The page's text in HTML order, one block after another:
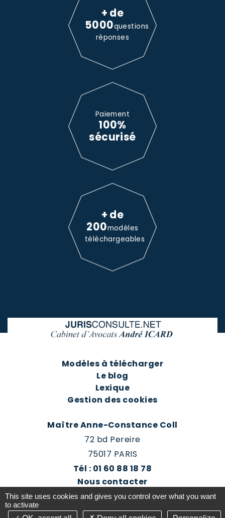
+ de
5000questions
réponses
Paiement
100%
sécurisé
+ de
200modèles
téléchargeables
Modèles à télécharger
Le blog
Lexique
Gestion des cookies
Maître Anne-Constance Coll
72 bd Pereire
75017 PARIS
Tél : 01 60 88 18 78
Nous contacter
Prendre rendez-vous
This site uses cookies and gives you control over what you want
to activate